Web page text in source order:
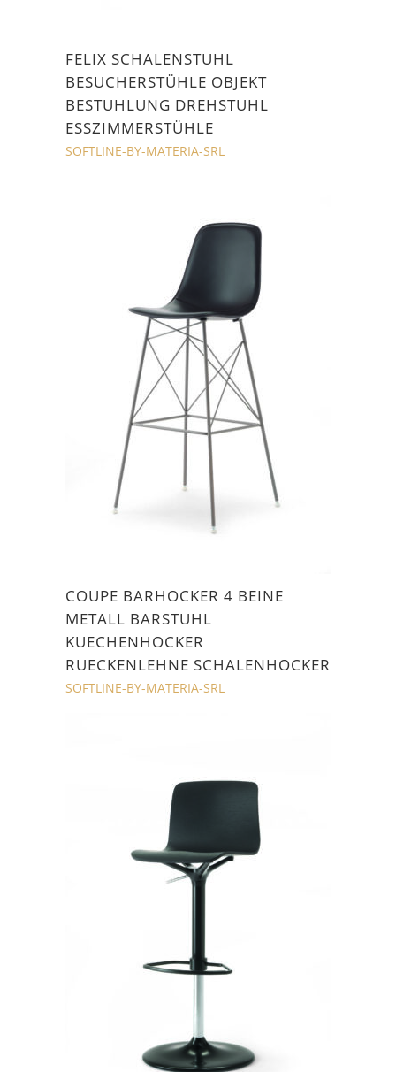
FELIX SCHALENSTUHL
BESUCHERSTÜHLE OBJEKT
BESTUHLUNG DREHSTUHL
ESSZIMMERSTÜHLE
SOFTLINE-BY-MATERIA-SRL
COUPE BARHOCKER 4 BEINE
METALL BARSTUHL
KUECHENHOCKER
RUECKENLEHNE SCHALENHOCKER
SOFTLINE-BY-MATERIA-SRL